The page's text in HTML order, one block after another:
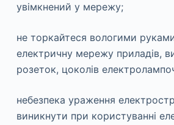
увімкнений у мережу;
не торкайтеся вологими
електричну мережу приладів,
розеток, цоколів
небезпека ураження
виникнути при користуванні